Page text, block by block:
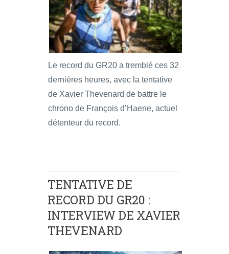
Le record du GR20 a tremblé ces 32
dernières heures, avec la tentative
de Xavier Thevenard de battre le
chrono de François d’Haene, actuel
détenteur du record.
TENTATIVE DE
RECORD DU GR20 :
INTERVIEW DE XAVIER
THEVENARD